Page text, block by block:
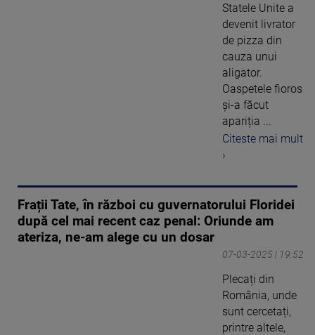
Statele Unite a
devenit livrator
de pizza din
cauza unui
aligator.
Oaspetele fioros
și-a făcut
apariția ...
Citeste mai mult
›
Frații Tate, în război cu guvernatorului Floridei
după cel mai recent caz penal: Oriunde am
ateriza, ne-am alege cu un dosar
07-03-2025 | 19:52
Plecați din
România, unde
sunt cercetați,
printre altele,